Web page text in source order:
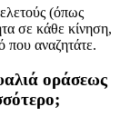
(όπως
σε κάθε κίνηση,
που αναζητάτε.
οράσεως